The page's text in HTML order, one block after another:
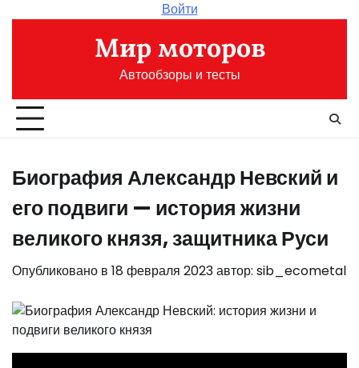
Войти
Мир моторов
Автообзоры и тесты
Биография Александр Невский и
его подвиги — история жизни
великого князя, защитника Руси
Опубликовано в 18 февраля 2023автор: sib_ecometal